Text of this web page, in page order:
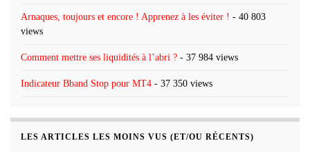
Arnaques, toujours et encore ! Apprenez à les éviter ! - 40 803
views
Comment mettre ses liquidités à l’abri ? - 37 984 views
Indicateur Bband Stop pour MT4 - 37 350 views
LES ARTICLES LES MOINS VUS (ET/OU RÉCENTS)